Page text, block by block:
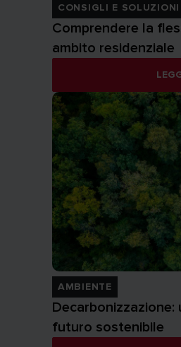
CONSIGLI E SOLUZIONI
Comprendere la
ambito residenziale
AMBIENTE
futuro sostenibile